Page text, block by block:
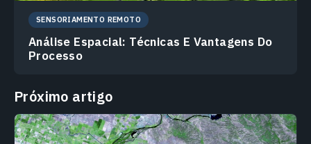
SENSORIAMENTO REMOTO
Análise Espacial: Técnicas E Vantagens Do
Processo
Próximo artigo